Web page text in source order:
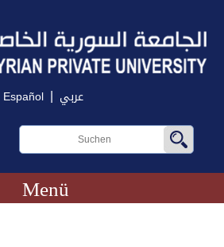
Español | عربي
Menü